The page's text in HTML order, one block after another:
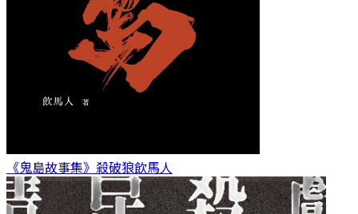
《鬼島故事集》殺破狼飲馬人